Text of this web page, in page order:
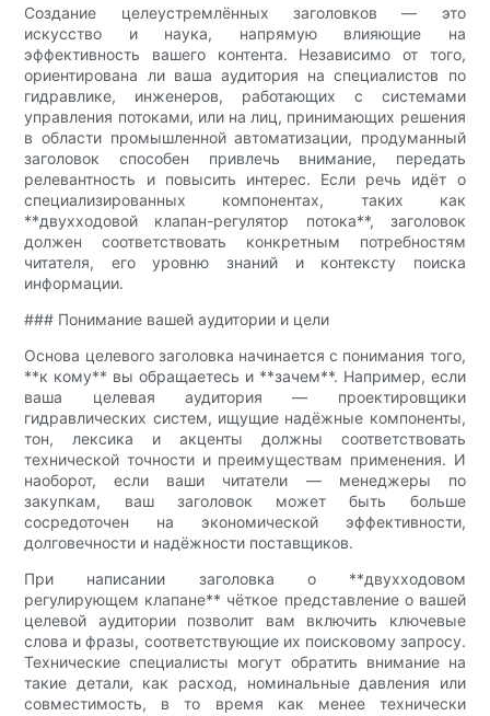
Создание целеустремлённых заголовков — это
искусство и наука, напрямую влияющие на
эффективность вашего контента. Независимо от того,
ориентирована ли ваша аудитория на специалистов по
гидравлике, инженеров, работающих с системами
управления потоками, или на лиц, принимающих решения
в области промышленной автоматизации, продуманный
заголовок способен привлечь внимание, передать
релевантность и повысить интерес. Если речь идёт о
специализированных компонентах, таких как
**двухходовой клапан-регулятор потока**, заголовок
должен соответствовать конкретным потребностям
читателя, его уровню знаний и контексту поиска
информации.
### Понимание вашей аудитории и цели
Основа целевого заголовка начинается с понимания того,
**к кому** вы обращаетесь и **зачем**. Например, если
ваша целевая аудитория — проектировщики
гидравлических систем, ищущие надёжные компоненты,
тон, лексика и акценты должны соответствовать
технической точности и преимуществам применения. И
наоборот, если ваши читатели — менеджеры по
закупкам, ваш заголовок может быть больше
сосредоточен на экономической эффективности,
долговечности и надёжности поставщиков.
При написании заголовка о **двухходовом
регулирующем клапане​** чёткое представление о вашей
целевой аудитории позволит вам включить ключевые
слова и фразы, соответствующие их поисковому запросу.
Технические специалисты могут обратить внимание на
такие детали, как расход, номинальные давления или
совместимость, в то время как менее технически